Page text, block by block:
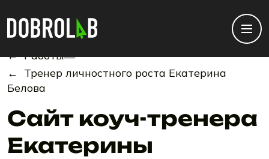
← Работы—
← Тренер личностного роста Екатерина
Белова
Сайт коуч-тренера
Екатерины